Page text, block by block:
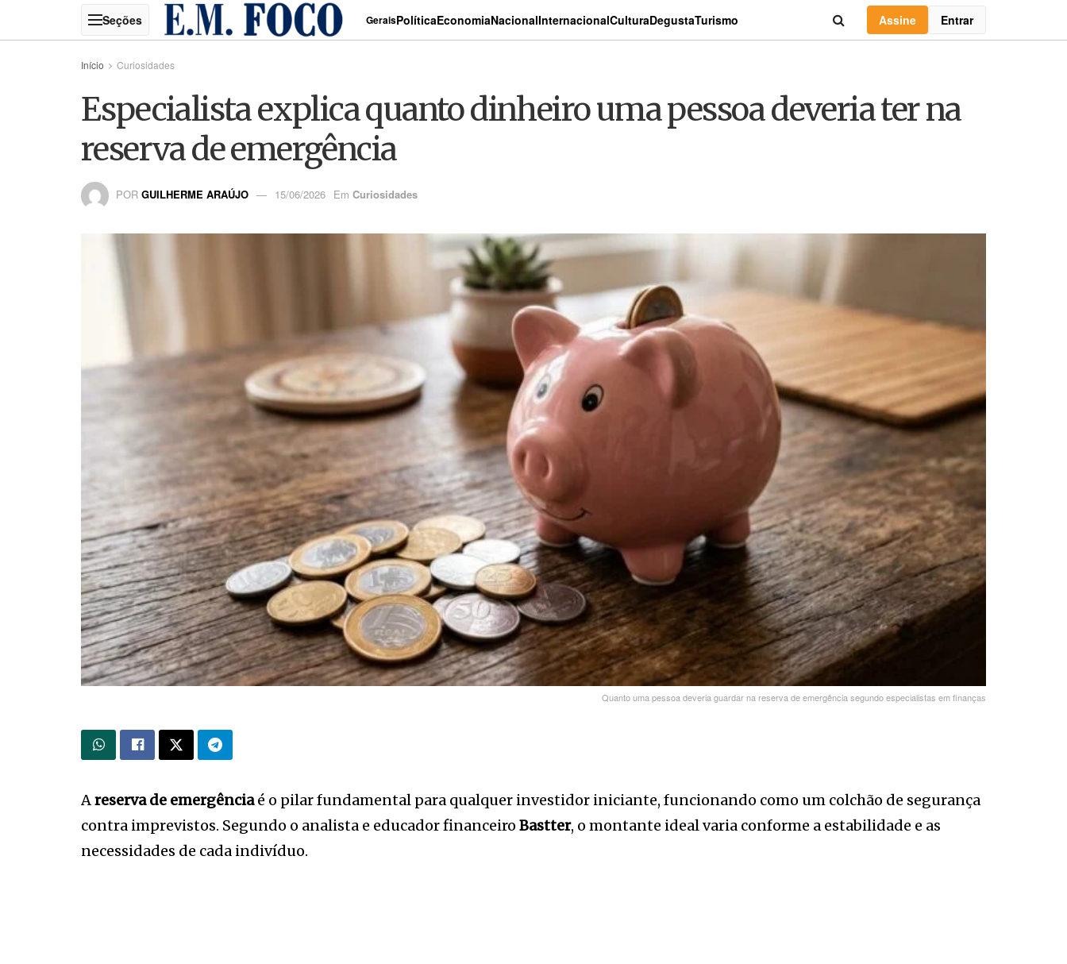
GeraisPolíticaEconomiaNacionalInternacionalCulturaDegustaTurismo Assine Entrar
Início Curiosidades
Especialista explica quanto dinheiro uma pessoa deveria ter na
reserva de emergência
POR GUILHERME ARAÚJO 15/06/2026 Em Curiosidades
Quanto uma pessoa deveria guardar na reserva de emergência segundo especialistas em finanças
Areserva de emergênciaé o pilar fundamental para qualquer investidor iniciante, funcionando como um colchão de segurança
contra imprevistos. Segundo o analista e educador financeiro Bastter, o montante ideal varia conforme a estabilidade e as
necessidades de cada indivíduo.